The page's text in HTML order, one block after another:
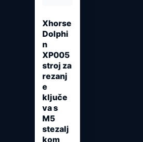
Xhorse
Dolphi
n
XP005
stroj za
rezanj
e
ključe
va s
M5
stezalj
kom